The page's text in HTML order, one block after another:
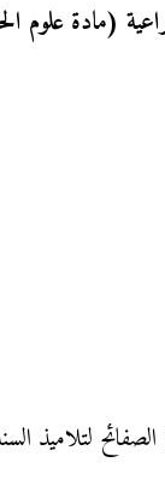
(مادة علوم
لتلاميذ